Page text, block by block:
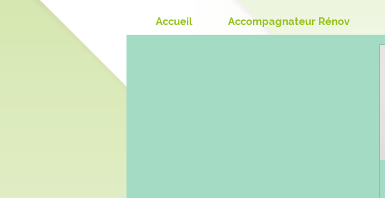
Accueil Accompagnateur Rénov